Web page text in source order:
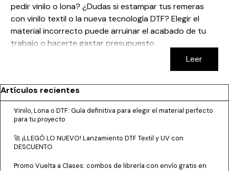
pedir vinilo o lona? ¿Dudas si estampar tus remeras
con vinilo textil o la nueva tecnología DTF? Elegir el
material incorrecto puede arruinar el acabado de tu
trabajo o hacerte gastar presupuesto
innecesariamente. En esta guía rápida desglosamos los
Leer
Saltar el bloque Artículos recientes
Artículos recientes
Vinilo, Lona o DTF: Guía definitiva para elegir el material perfecto
para tu proyecto
🚀 ¡LLEGÓ LO NUEVO! Lanzamiento DTF Textil y UV con
DESCUENTO
Promo Vuelta a Clases: combos de librería con envío gratis en